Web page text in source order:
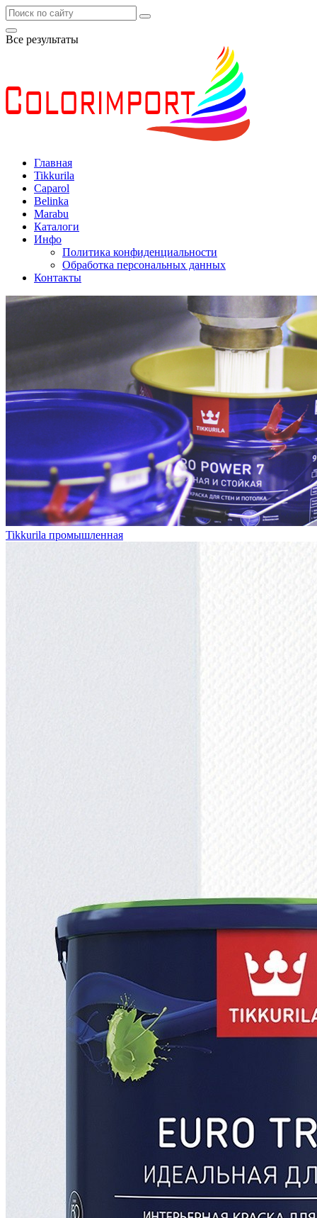
Все результаты
Главная
Tikkurila
Caparol
Belinka
Marabu
Каталоги
Инфо
Политика конфиденциальности
Обработка персональных данных
Контакты
Tikkurila промышленная